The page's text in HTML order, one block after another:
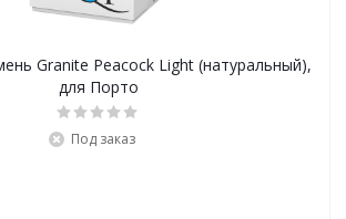
Granite Peacock Light (натуральный),
для Порто
Под заказ